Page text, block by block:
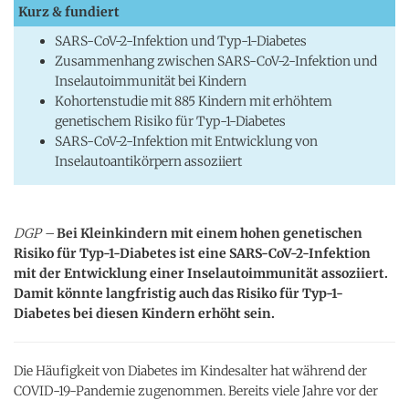
Kurz & fundiert
SARS-CoV-2-Infektion und Typ-1-Diabetes
Zusammenhang zwischen SARS-CoV-2-Infektion und
Inselautoimmunität bei Kindern
Kohortenstudie mit 885 Kindern mit erhöhtem
genetischem Risiko für Typ-1-Diabetes
SARS-CoV-2-Infektion mit Entwicklung von
Inselautoantikörpern assoziiert
DGP –Bei Kleinkindern mit einem hohen genetischen
Risiko für Typ-1-Diabetes ist eine SARS-CoV-2-Infektion
mit der Entwicklung einer Inselautoimmunität assoziiert.
Damit könnte langfristig auch das Risiko für Typ-1-
Diabetes bei diesen Kindern erhöht sein.
Die Häufigkeit von Diabetes im Kindesalter hat während der
COVID-19-Pandemie zugenommen. Bereits viele Jahre vor der